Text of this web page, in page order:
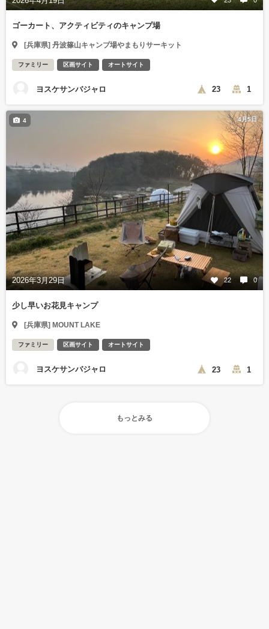
ゴーカート、アクティビティのキャンプ場
[兵庫県] 丹波篠山キャンプ場やまもりサーキット
ファミリー 区画サイト オートサイト
ヨスケサンバジャロ 23 1
4月5日
2026年3月29日 22 0
4
少し早いお花見キャンプ
[兵庫県] MOUNT LAKE
ファミリー 区画サイト オートサイト
ヨスケサンバジャロ 23 1
もっとみる